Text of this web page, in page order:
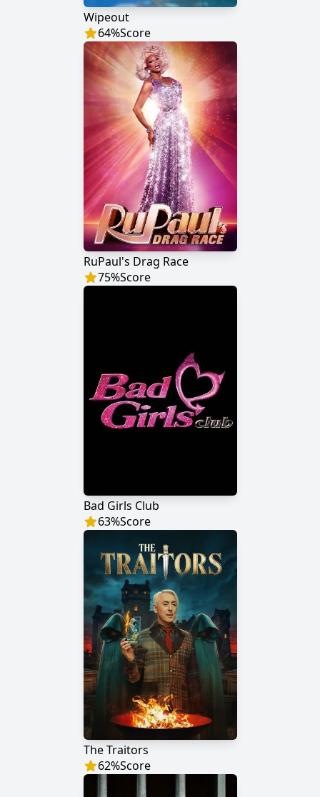
Wipeout
64%Score
RuPaul's Drag Race
75%Score
Bad Girls Club
63%Score
The Traitors
62%Score